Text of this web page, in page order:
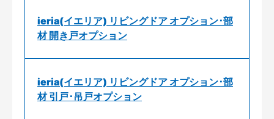
ieria(イエリア) リビングドア オプション･部
材 開き戸オプション
ieria(イエリア) リビングドア オプション･部
材 引戸･吊戸オプション